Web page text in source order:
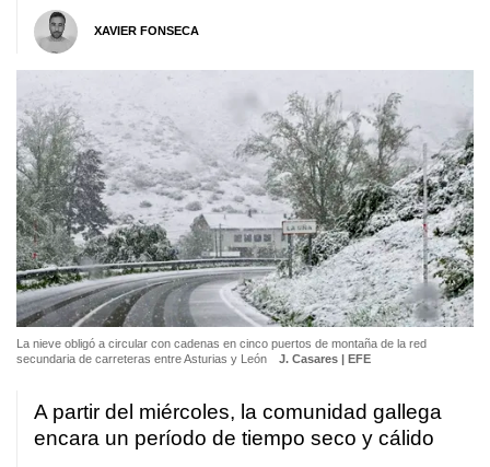
XAVIER FONSECA
La nieve obligó a circular con cadenas en cinco puertos de montaña de la red
secundaria de carreteras entre Asturias y León
J. Casares | EFE
A partir del miércoles, la comunidad gallega
encara un período de tiempo seco y cálido